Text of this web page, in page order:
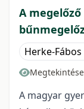
A
Herke-
A magyar